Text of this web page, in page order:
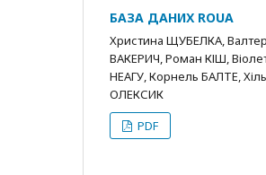
БАЗА ДАНИХ ROUA
Христина ЩУБЕЛКА,
ВАКЕРИЧ, Роман КІШ,
НЕАГУ, Корнель БАЛТЕ,
ОЛЕКСИК
PDF